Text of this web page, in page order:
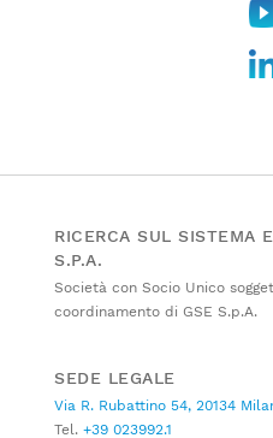
RICERCA SUL SISTEMA
S.P.A.
Società con Socio Unico
coordinamento di GSE S.p.A.
SEDE LEGALE
Via R. Rubattino 54, 20134
Tel. +39 023992.1